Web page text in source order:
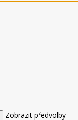
Zobrazit předvolby